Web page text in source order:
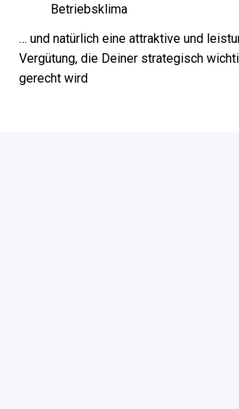
Betriebsklima
… und natürlich eine attraktive und
Vergütung, die Deiner strategisch
gerecht wird